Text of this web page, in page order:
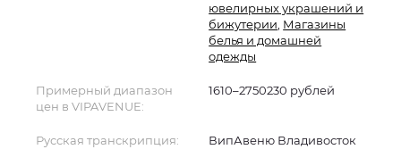
ювелирных украшений и
бижутерии Магазины
белья и домашней
одежды
Примерный диапазон
цен в VIPAVENUE:
1610–2750230 рублей
Русская транскрипция: ВипАвеню Владивосток